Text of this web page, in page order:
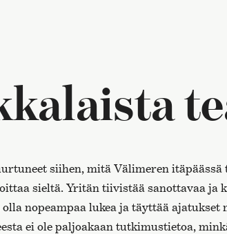
siihen, mitä Välimeren
sieltä. Yritän tiivistää sanottavaa ja
nopeampaa lukea ja täyttää ajatukset
ei ole paljoakaan tutkimustietoa,